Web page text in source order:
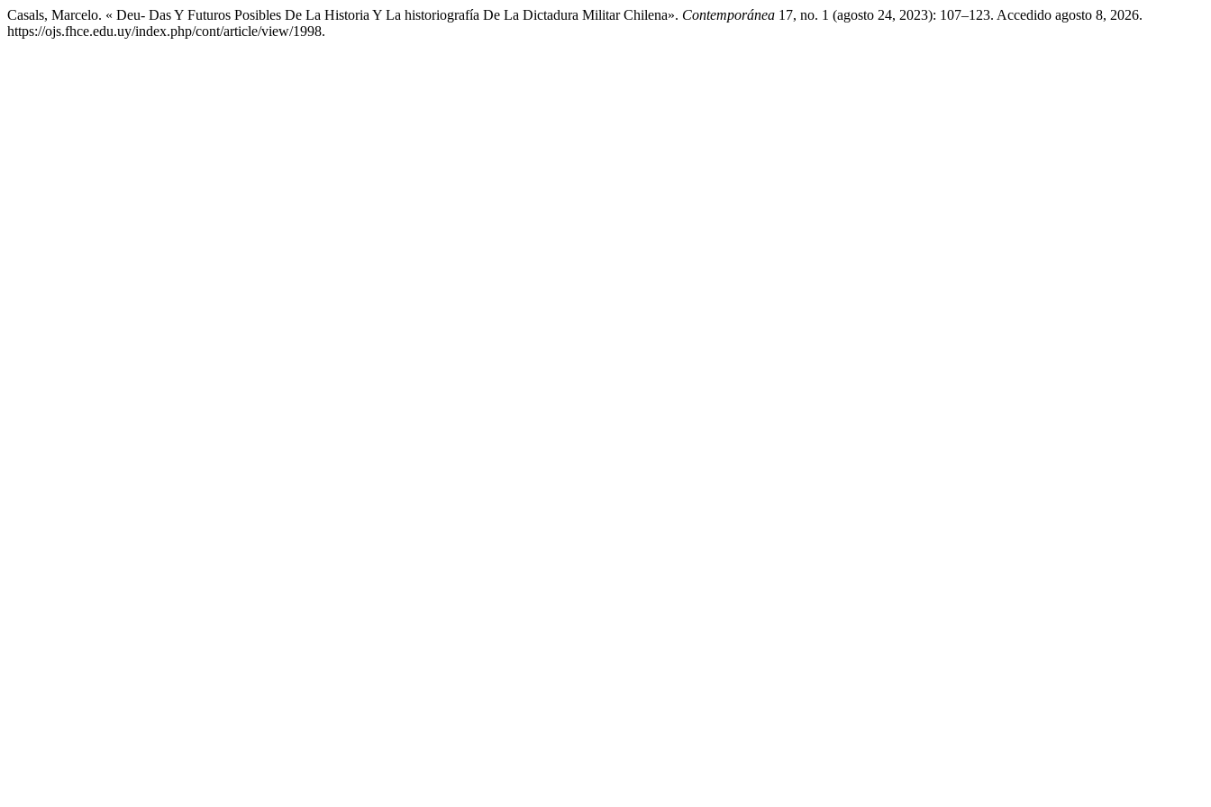
Casals, Marcelo. « Deu- Das Y Futuros Posibles De La Historia Y La historiografía De La Dictadura Militar Chilena». Contemporánea 17, no. 1 (agosto 24, 2023): 107–123. Accedido agosto 8, 2026.
https://ojs.fhce.edu.uy/index.php/cont/article/view/1998.